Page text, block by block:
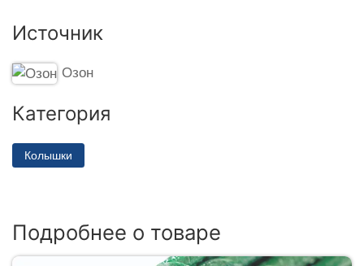
Источник
Озон
Категория
Колышки
Подробнее о товаре